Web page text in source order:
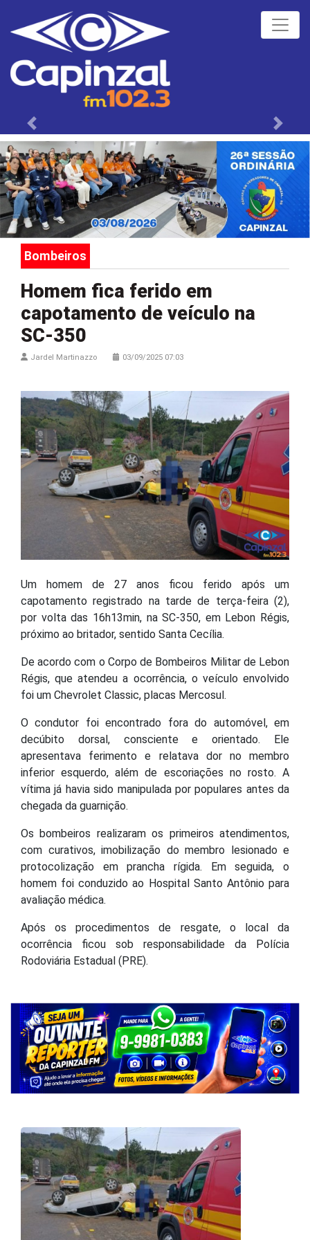
Próximo
Bombeiros
Homem fica ferido em
capotamento de veículo na
SC-350
Jardel Martinazzo 03/09/2025 07:03
Um homem de 27 anos ficou ferido após um
capotamento registrado na tarde de terça-feira (2),
por volta das 16h13min, na SC-350, em Lebon Régis,
próximo ao britador, sentido Santa Cecília.
De acordo com o Corpo de Bombeiros Militar de Lebon
Régis, que atendeu a ocorrência, o veículo envolvido
foi um Chevrolet Classic, placas Mercosul.
O condutor foi encontrado fora do automóvel, em
decúbito dorsal, consciente e orientado. Ele
apresentava ferimento e relatava dor no membro
inferior esquerdo, além de escoriações no rosto. A
vítima já havia sido manipulada por populares antes da
chegada da guarnição.
Os bombeiros realizaram os primeiros atendimentos,
com curativos, imobilização do membro lesionado e
protocolização em prancha rígida. Em seguida, o
homem foi conduzido ao Hospital Santo Antônio para
avaliação médica.
Após os procedimentos de resgate, o local da
ocorrência ficou sob responsabilidade da Polícia
Rodoviária Estadual (PRE).